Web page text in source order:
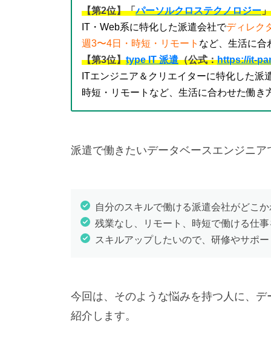
【第2位】「パーソルクロステクノロジー
IT・Web系に特化した派遣会社でディレク
週3〜4日・時短・リモート など、生活に合
【第3位】type IT 派遣（公式：https://it-
ITエンジニア＆クリエイターに特化した派
時短・リモートなど、生活に合わせた働き
派遣で働きたいデータベースエンジニ
自分のスキルで働ける派遣会社がどこ
残業なし、リモート、時短で働ける仕
スキルアップしたいので、研修やサポ
今回は、そのような悩みを持つ人に、
紹介します。